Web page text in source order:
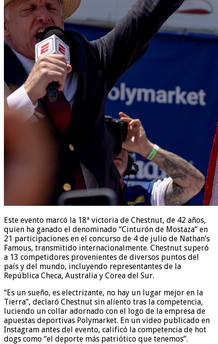
Este evento marcó la 18ª victoria de Chestnut, de 42 años,
quien ha ganado el denominado “Cinturón de Mostaza” en
21 participaciones en el concurso de 4 de julio de Nathan’s
Famous, transmitido internacionalmente. Chestnut superó
a 13 competidores provenientes de diversos puntos del
país y del mundo, incluyendo representantes de la
República Checa, Australia y Corea del Sur.
“Es un sueño, es electrizante, no hay un lugar mejor en la
Tierra”, declaró Chestnut sin aliento tras la competencia,
luciendo un collar adornado con el logo de la empresa de
apuestas deportivas Polymarket. En un video publicado en
Instagram antes del evento, calificó la competencia de hot
dogs como “el deporte más patriótico que tenemos”.